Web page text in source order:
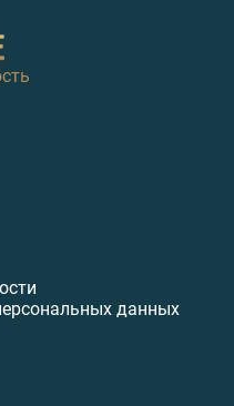
данных